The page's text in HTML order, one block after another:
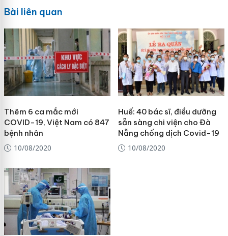
Bài liên quan
Thêm 6 ca mắc mới
COVID-19, Việt Nam có 847
bệnh nhân
10/08/2020
Huế: 40 bác sĩ, điều dưỡng
sẵn sàng chi viện cho Đà
Nẵng chống dịch Covid-19
10/08/2020